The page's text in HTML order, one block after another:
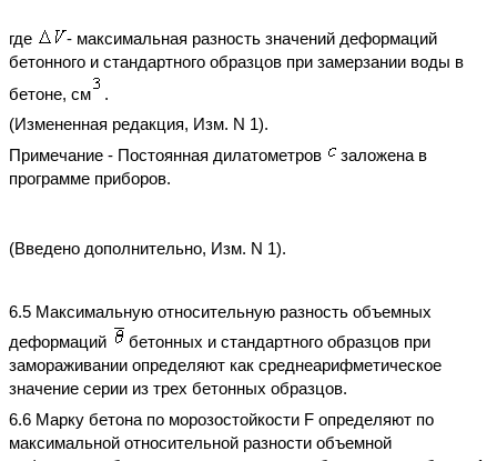
где
- максимальная разность значений деформаций
бетонного и стандартного образцов при замерзании воды в
бетоне, см
.
(Измененная редакция, Изм. N 1).
Примечание - Постоянная дилатометров
заложена в
программе приборов.
(Введено дополнительно, Изм. N 1).
6.5 Максимальную относительную разность объемных
деформаций
бетонных и стандартного образцов при
замораживании определяют как среднеарифметическое
значение серии из трех бетонных образцов.
6.6 Марку бетона по морозостойкости F определяют по
максимальной относительной разности объемной